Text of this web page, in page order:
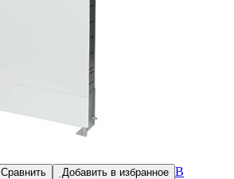
Сравнить Добавить в избранное В